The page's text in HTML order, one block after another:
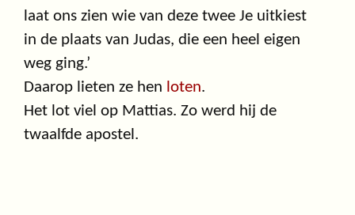
laat ons zien wie van deze twee Je uitkiest
in de plaats van Judas, die een heel eigen
weg ging.’
Daarop lieten ze hen loten.
Het lot viel op Mattias. Zo werd hij de
twaalfde apostel.